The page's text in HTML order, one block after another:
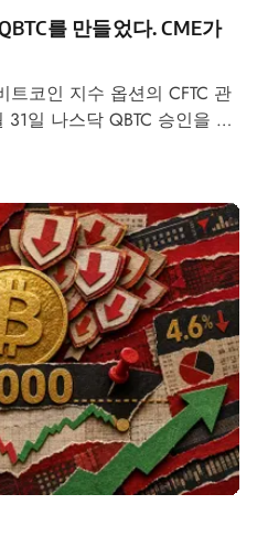
를 만들었다. CME가
트코인 지수 옵션의 CFTC 관
일 나스닥 QBTC 승인을 동